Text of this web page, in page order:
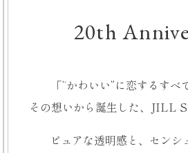
20th
「“かわいい”に恋するすべ
その想いから誕生した、 JILL
ピュアな透明感と、 センシ